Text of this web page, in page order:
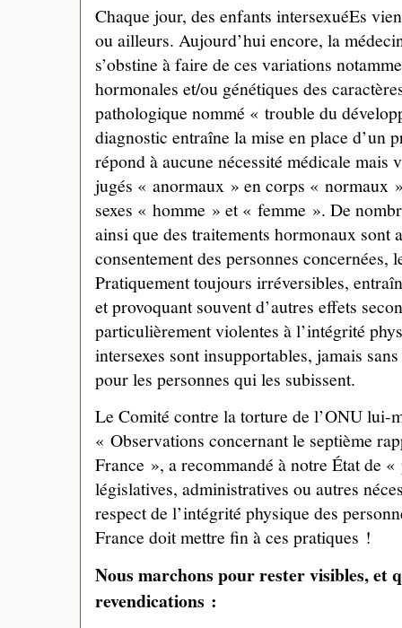
Chaque jour, des enfants intersexuéEs
ou ailleurs. Aujourd’hui encore, la
s’obstine à faire de ces variations
hormonales et/ou génétiques des
pathologique nommé « trouble du
diagnostic entraîne la mise en place d’un
répond à aucune nécessité médicale mais
jugés « anormaux » en corps « normaux
sexes « homme » et « femme ». De
ainsi que des traitements hormonaux sont
consentement des personnes concernées,
Pratiquement toujours irréversibles,
et provoquant souvent d’autres effets
particulièrement violentes à l’intégrité
intersexes sont insupportables, jamais
pour les personnes qui les subissent.
Le Comité contre la torture de l’ONU lui-
« Observations concernant le septième
France », a recommandé à notre État de
législatives, administratives ou autres
respect de l’intégrité physique des
France doit mettre fin à ces pratiques !
Nous marchons pour rester visibles, et
revendications :